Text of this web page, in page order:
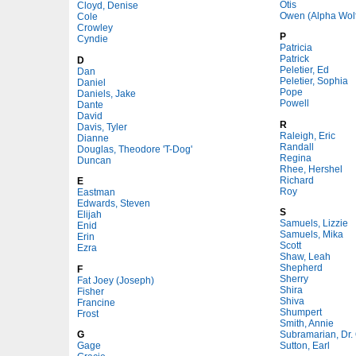
Cloyd, Denise
Cole
Crowley
Cyndie
D
Dan
Daniel
Daniels, Jake
Dante
David
Davis, Tyler
Dianne
Douglas, Theodore 'T-Dog'
Duncan
E
Eastman
Edwards, Steven
Elijah
Enid
Erin
Ezra
F
Fat Joey (Joseph)
Fisher
Francine
Frost
G
Gage
Otis
Owen (Alpha
P
Patricia
Patrick
Peletier, Ed
Peletier, Sophia
Pope
Powell
R
Raleigh, Eric
Randall
Regina
Rhee, Hershel
Richard
Roy
S
Samuels, Lizzie
Samuels, Mika
Scott
Shaw, Leah
Shepherd
Sherry
Shira
Shiva
Shumpert
Smith, Annie
Subramarian, Dr.
Sutton, Earl